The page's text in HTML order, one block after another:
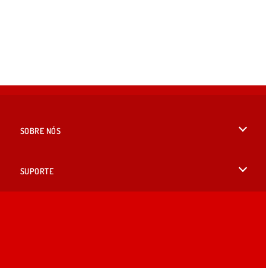
SOBRE NÓS
SUPORTE